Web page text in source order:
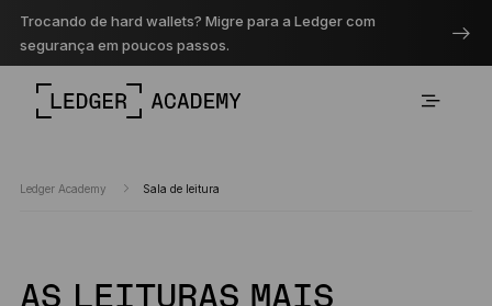
Trocando de hard wallets? Migre para a Ledger com
segurança em poucos passos.
Ledger Academy Sala de leitura
AS LEITURAS MAIS